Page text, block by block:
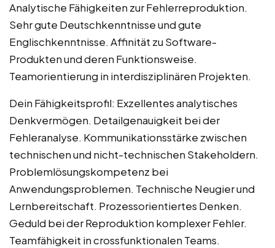
Analytische Fähigkeiten zur Fehlerreproduktion.
Sehr gute Deutschkenntnisse und gute
Englischkenntnisse. Affinität zu Software-
Produkten und deren Funktionsweise.
Teamorientierung in interdisziplinären Projekten.
Dein Fähigkeitsprofil: Exzellentes analytisches
Denkvermögen. Detailgenauigkeit bei der
Fehleranalyse. Kommunikationsstärke zwischen
technischen und nicht-technischen Stakeholdern.
Problemlösungskompetenz bei
Anwendungsproblemen. Technische Neugier und
Lernbereitschaft. Prozessorientiertes Denken.
Geduld bei der Reproduktion komplexer Fehler.
Teamfähigkeit in crossfunktionalen Teams.